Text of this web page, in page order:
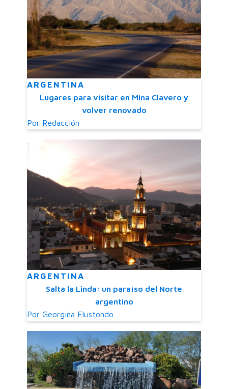
ARGENTINA
Lugares para visitar en Mina Clavero y
volver renovado
Por Redacción
ARGENTINA
Salta la Linda: un paraíso del Norte
argentino
Por Georgina Elustondo